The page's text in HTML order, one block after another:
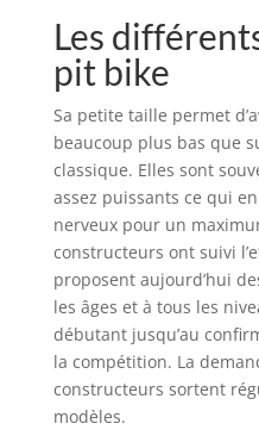
Les
pit bike
Sa petite taille permet
beaucoup plus bas que
classique. Elles sont
assez puissants ce qui
nerveux pour un
constructeurs ont suivi
proposent aujourd’hui
les âges et à tous les
débutant jusqu’au
la compétition. La
constructeurs sortent
modèles.